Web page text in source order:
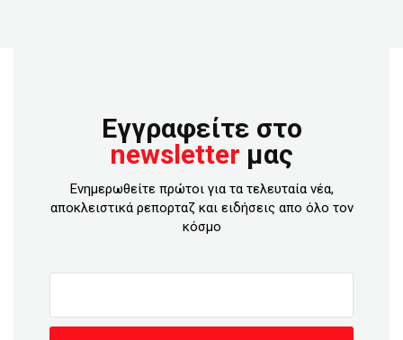
Εγγραφείτε στο
newsletter μας
Ενημερωθείτε πρώτοι για τα τελευταία νέα,
αποκλειστικά ρεπορταζ και ειδήσεις απο όλο τον
κόσμο